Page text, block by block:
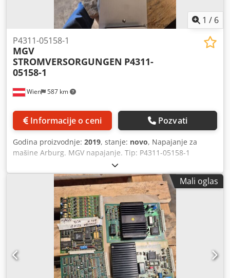
1 / 6
Wien 587 km
P4311-05158-1
MGV
STROMVERSORGUNGEN P4311-
05158-1
Informacije o ceni Pozvati
Godina proizvodnje: 2019, stanje: novo, Napajanje za
mašine Arburg. MGV napajanje. Tip: P4311-05158-1
Crsdpfxezl S Hqj Akiof Godina proizvodnje: oko 2019.
Mali oglas